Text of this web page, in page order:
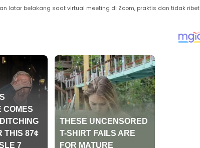
latar belakang saat virtual meeting di Zoom, praktis dan tidak ribet